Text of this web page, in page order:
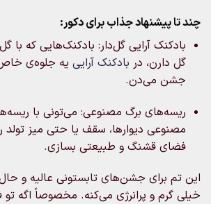
چند تا پیشنهاد جذاب برای دکور:
بادکنک‌ آرایی گل‌دار: بادکنک‌هایی که با
گل دارن، در بادکنک آرایییه جلوه‌ی
جشن می‌دن.
ریسه‌های برگ مصنوعی: می‌تونی با
مصنوعی دیوارها، سقف یا حتی میز تولد
فضای قشنگ و طبیعتی بسازی.
این تم برای جشن‌های تابستونی عالیه و
خیلی گرم و پرانرژی می‌کنه. مخصوصاً اگه تو